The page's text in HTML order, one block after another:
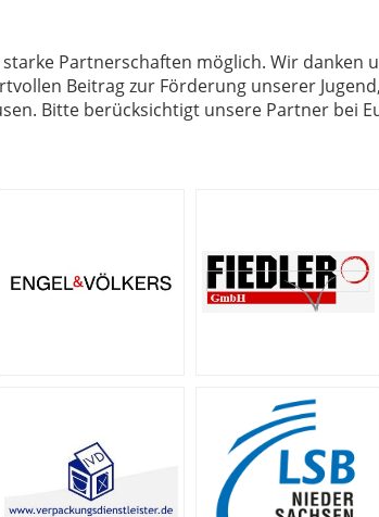
Partnerschaften möglich. Wir danken
Beitrag zur Förderung unserer
Bitte berücksichtigt unsere Partner bei